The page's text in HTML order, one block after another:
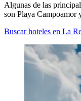
Algunas de las
son Playa Campoamor
Buscar hoteles en La